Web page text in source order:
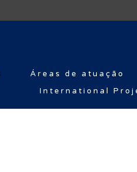
Áreas de atuação
International